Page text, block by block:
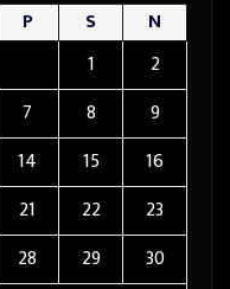
P S
N
1
2
7 8
9
14 15
16
21 22
23
28 29
30